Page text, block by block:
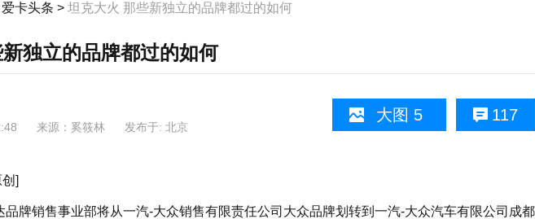
爱卡头条 > 坦克大火 那些新独立的品牌都过的如何
独立的品牌都过的如何
117
大图 5
来源： 奚筱林 发布于: 北京
创]
销售事业部将从一汽-大众销售有限责任公司大众品牌划转到一汽-大众汽车有限公司成都